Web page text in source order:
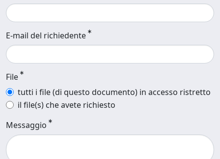
E-mail del richiedente
File
tutti i file (di questo documento) in accesso ristretto
il file(s) che avete richiesto
Messaggio